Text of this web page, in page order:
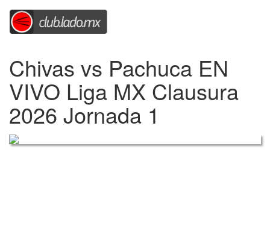
Chivas vs Pachuca EN
VIVO Liga MX Clausura
2026 Jornada 1